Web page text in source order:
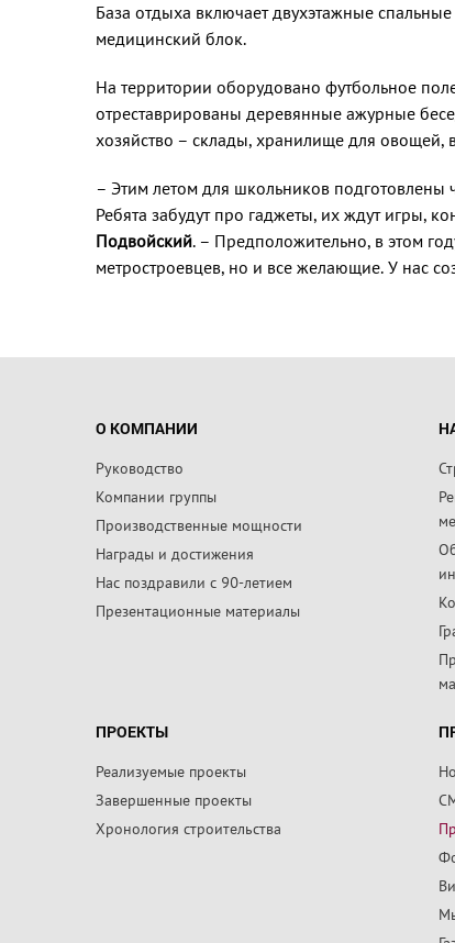
База отдыха включает двухэтажные
медицинский блок.
На территории оборудовано футбольное
отреставрированы деревянные ажурные
хозяйство – склады, хранилище для
– Этим летом для школьников подготовлены
Ребята забудут про гаджеты, их ждут игры,
Подвойский. – Предположительно, в этом
метростроевцев, но и все желающие. У нас
О КОМПАНИИ
Руководство
Компании группы
Производственные мощности
Награды и достижения
Нас поздравили с 90-летием
Презентационные материалы
ПРОЕКТЫ
Реализуемые проекты
Завершенные проекты
Хронология строительства